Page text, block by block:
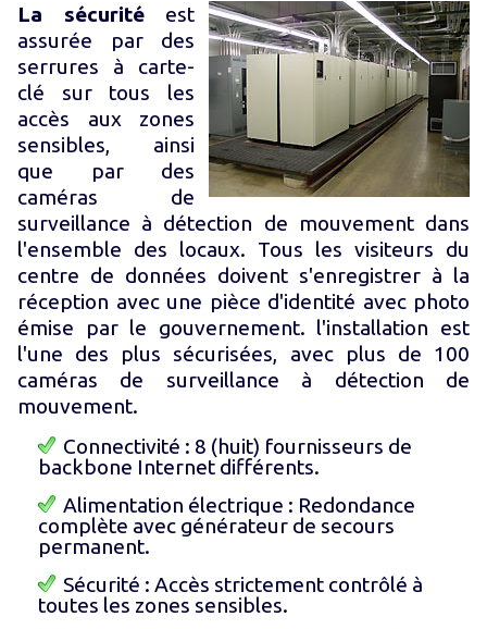
La sécurité est
assurée par des
serrures à carte-
clé sur tous les
accès aux zones
sensibles, ainsi
que par des
caméras de
surveillance à détection de mouvement dans
l'ensemble des locaux. Tous les visiteurs du
centre de données doivent s'enregistrer à la
réception avec une pièce d'identité avec photo
émise par le gouvernement. l'installation est
l'une des plus sécurisées, avec plus de 100
caméras de surveillance à détection de
mouvement.
Connectivité : 8 (huit) fournisseurs de
backbone Internet différents.
Alimentation électrique : Redondance
complète avec générateur de secours
permanent.
Sécurité : Accès strictement contrôlé à
toutes les zones sensibles.